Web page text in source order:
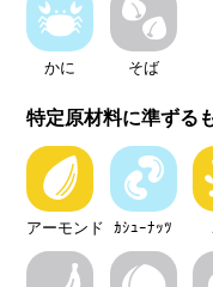
かに そば
特定原材料に準ずる
アーモンド ｶｼｭｰﾅｯﾂ